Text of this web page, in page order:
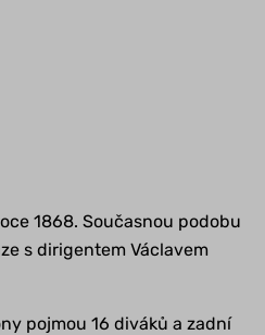
1868. Současnou podobu
s dirigentem Václavem
pojmou 16 diváků a zadní